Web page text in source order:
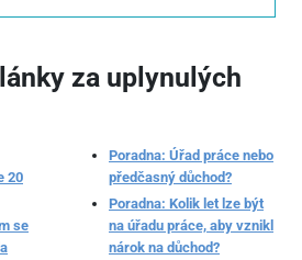
za uplynulých
20
se
Poradna: Úřad práce nebo
předčasný důchod?
Poradna: Kolik let lze být
na úřadu práce, aby vznikl
nárok na důchod?